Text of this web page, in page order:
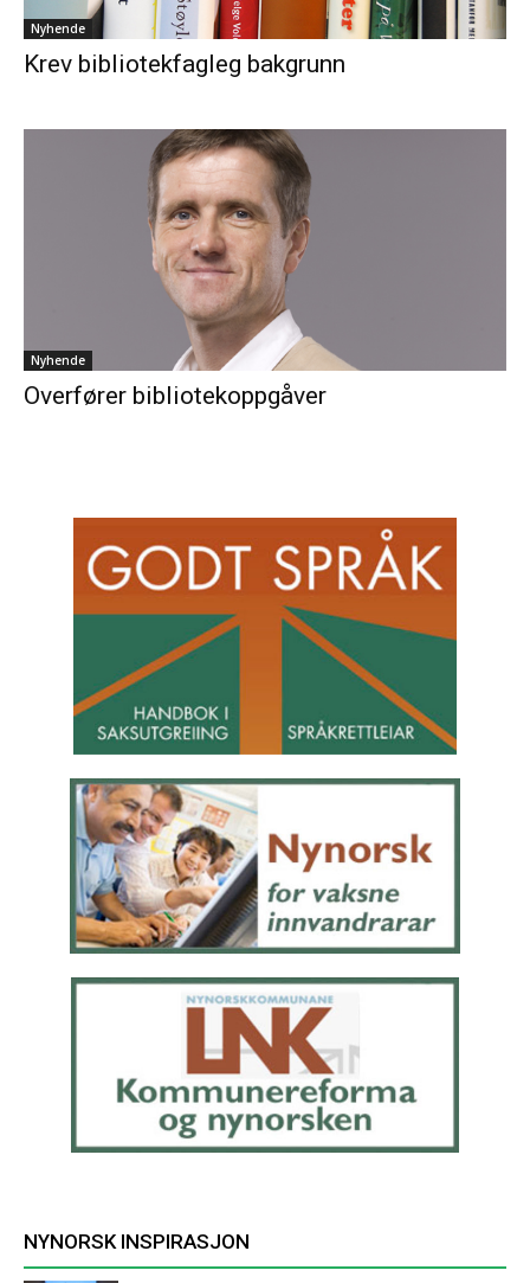
Nyhende
Krev bibliotekfagleg bakgrunn
Nyhende
Overfører bibliotekoppgåver
NYNORSK INSPIRASJON